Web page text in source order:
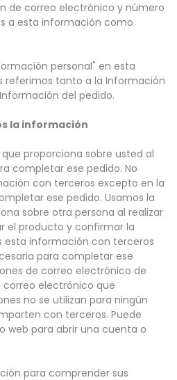
de correo electrónico y número
a esta información como
personal" en esta
referimos tanto a la Información
del pedido.
la información
proporciona sobre usted al
completar ese pedido. No
con terceros excepto en la
ese pedido. Usamos la
sobre otra persona al realizar
el producto y confirmar la
esta información con terceros
para completar ese
de correo electrónico de
electrónico que
no se utilizan para ningún
con terceros. Puede
web para abrir una cuenta o
para comprender sus